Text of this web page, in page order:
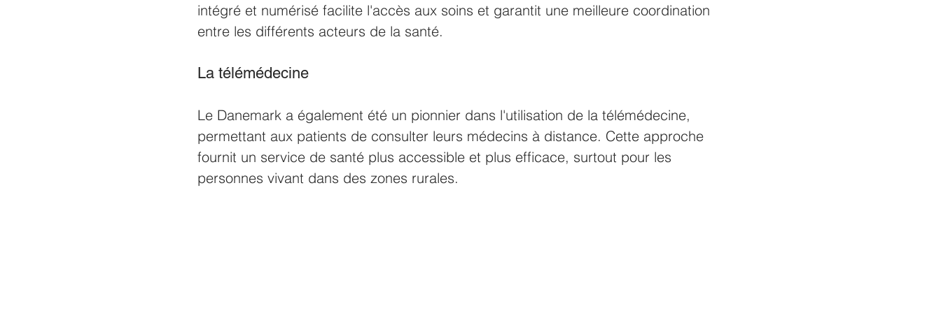
intégré et numérisé facilite l'accès aux soins et garantit une meilleure coordination
entre les différents acteurs de la santé.
La télémédecine
Le Danemark a également été un pionnier dans l'utilisation de la télémédecine,
permettant aux patients de consulter leurs médecins à distance. Cette approche
fournit un service de santé plus accessible et plus efficace, surtout pour les
personnes vivant dans des zones rurales.